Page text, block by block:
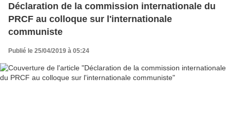
Déclaration de la commission internationale du
PRCF au colloque sur l'internationale
communiste
Publié le 25/04/2019 à 05:24